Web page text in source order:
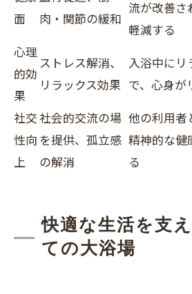
面
肉・関節の緩和
流が改善さ
軽減する
心理
的効
果
ストレス解消、
リラックス効果
入浴中にリ
で、心身が
社交
性向
上
社会的交流の場
を提供、孤立感
の解消
他の利用者
精神的な健
る
快適な生活を支
ての大浴場